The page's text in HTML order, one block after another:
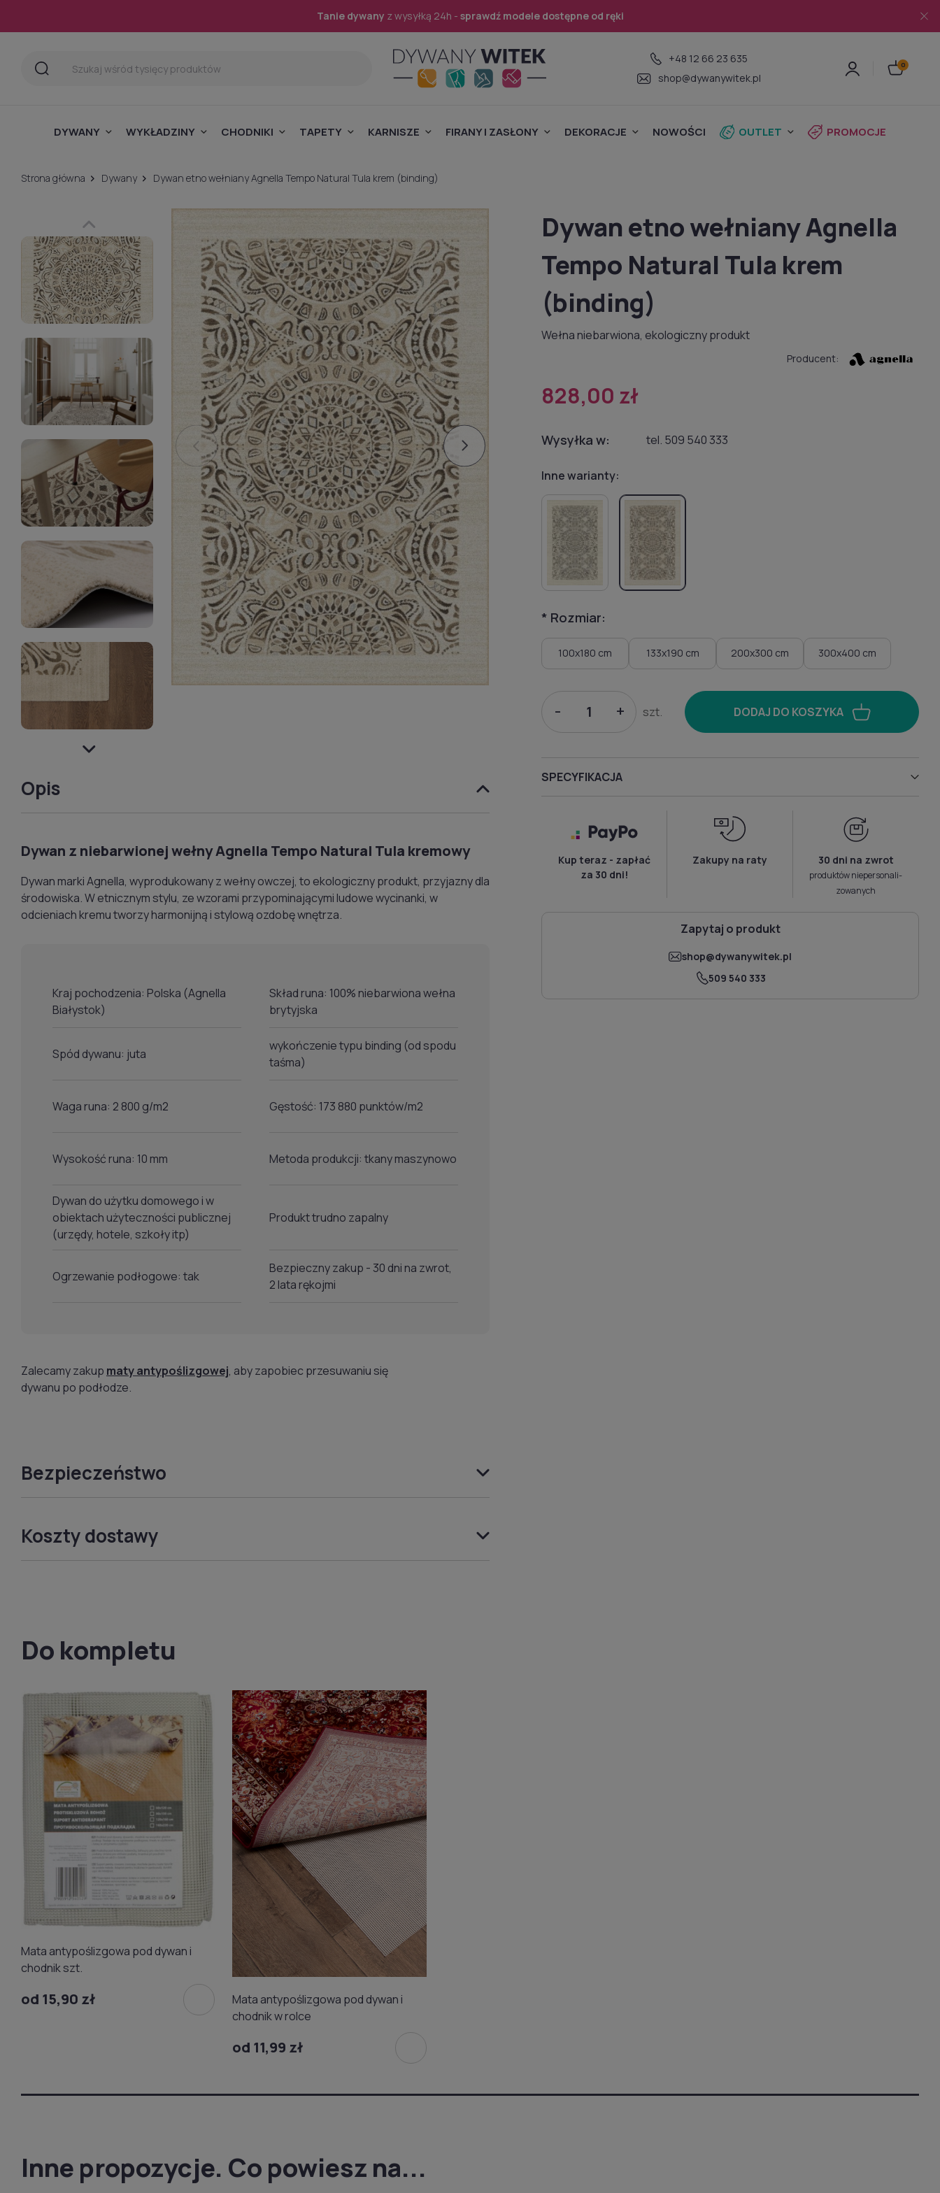
Tanie dywany z wysyłką 24h - sprawdź modele dostępne od ręki
+48 12 66 23 635
shop@dywanywitek.pl
DYWANY WYKŁADZINY CHODNIKI TAPETY KARNISZE FIRANY I ZASŁONY DEKORACJE NOWOŚCI OUTLET PROMOCJE
Strona główna Dywany Dywan etno wełniany Agnella Tempo Natural Tula krem (binding)
Opis
Dywan z niebarwionej wełny Agnella Tempo Natural Tula kremowy
Dywan marki Agnella, wyprodukowany z wełny owczej, to ekologiczny produkt, przyjazny dla
środowiska. W etnicznym stylu, ze wzorami przypominającymi ludowe wycinanki, w
odcieniach kremu tworzy harmonijną i stylową ozdobę wnętrza.
Kraj pochodzenia: Polska (Agnella
Białystok)
Skład runa: 100% niebarwiona wełna
brytyjska
Spód dywanu: juta
wykończenie typu binding (od spodu
taśma)
Waga runa: 2 800 g/m2 Gęstość: 173 880 punktów/m2
Wysokość runa: 10 mm Metoda produkcji: tkany maszynowo
Dywan do użytku domowego i w
obiektach użyteczności publicznej
(urzędy, hotele, szkoły itp)
Produkt trudno zapalny
Ogrzewanie podłogowe: tak
Bezpieczny zakup - 30 dni na zwrot,
2 lata rękojmi
Zalecamy zakup maty antypoślizgowej, aby zapobiec przesuwaniu się
dywanu po podłodze.
Bezpieczeństwo
Koszty dostawy
Dywan etno wełniany Agnella
Tempo Natural Tula krem
(binding)
Wełna niebarwiona, ekologiczny produkt
Producent:
828,00 zł
Wysyłka w: tel. 509 540 333
Inne warianty:
* Rozmiar:
100x180 cm 133x190 cm 200x300 cm 300x400 cm
- + szt. DODAJ DO KOSZYKA
SPECYFIKACJA
Kup teraz - zapłać
za 30 dni!
Zakupy na raty 30 dni na zwrot
produktów niepersonali­
zowanych
Zapytaj o produkt
shop@dywanywitek.pl
509 540 333
Do kompletu
Mata antypoślizgowa pod dywan i
chodnik szt.
od 15,90 zł
Mata antypoślizgowa pod dywan i
chodnik w rolce
od 11,99 zł
Inne propozycje. Co powiesz na...